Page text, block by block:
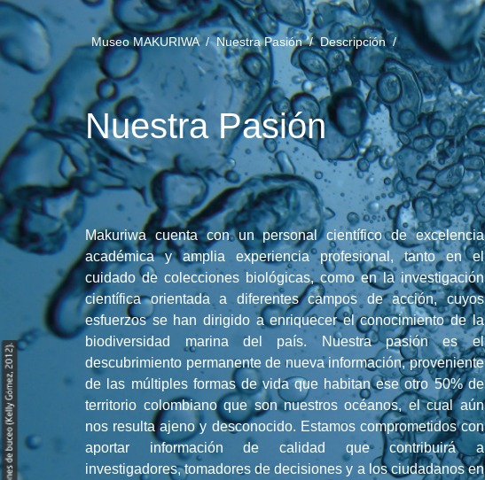
Museo MAKURIWA /Nuestra Pasión /Descripción /
Nuestra Pasión
Makuriwa cuenta con un personal científico de excelencia
académica y amplia experiencia profesional, tanto en el
cuidado de colecciones biológicas, como en la investigación
científica orientada a diferentes campos de acción, cuyos
esfuerzos se han dirigido a enriquecer el conocimiento de la
biodiversidad marina del país. Nuestra pasión es el
descubrimiento permanente de nueva información, proveniente
de las múltiples formas de vida que habitan ese otro 50% de
territorio colombiano que son nuestros océanos, el cual aún
nos resulta ajeno y desconocido. Estamos comprometidos con
aportar información de calidad que contribuirá a
investigadores, tomadores de decisiones y a los ciudadanos en